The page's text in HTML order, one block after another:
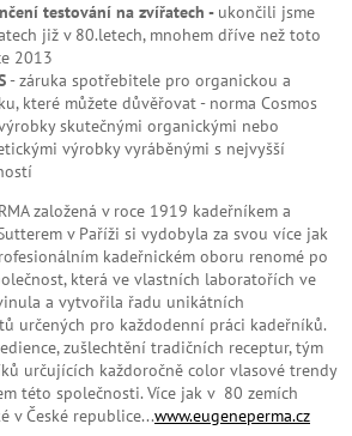
testování na zvířatech - ukončili jsme
již v 80.letech, mnohem dříve než toto
2013
- záruka spotřebitele pro organickou a
které můžete důvěřovat - norma Cosmos
skutečnými organickými nebo
výrobky vyráběnými s nejvyšší
založená v roce 1919 kadeřníkem a
v Paříži si vydobyla za svou více jak
kadeřnickém oboru renomé po
která ve vlastních laboratořích ve
a vytvořila řadu unikátních
určených pro každodenní práci kadeřníků.
zušlechtění tradičních receptur, tým
určujících každoročně color vlasové trendy
této společnosti. Více jak v 80 zemích
v České republice...www.eugeneperma.cz